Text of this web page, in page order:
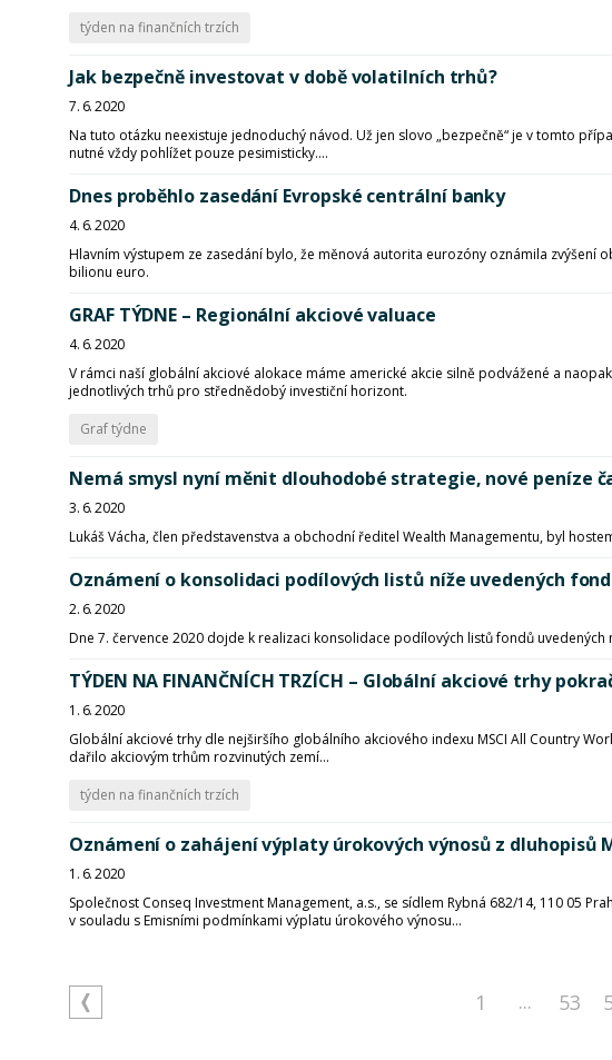
týden na finančních trzích
Jak bezpečně investovat v době volatilních trhů?
7. 6. 2020
Na tuto otázku neexistuje jednoduchý návod. Už jen slovo „bezpečně“ je v tomto
nutné vždy pohlížet pouze pesimisticky....
Dnes proběhlo zasedání Evropské centrální banky
4. 6. 2020
Hlavním výstupem ze zasedání bylo, že měnová autorita eurozóny oznámila zvýšení
bilionu euro.
GRAF TÝDNE – Regionální akciové valuace
4. 6. 2020
V rámci naší globální akciové alokace máme americké akcie silně podvážené a
jednotlivých trhů pro střednědobý investiční horizont.
Graf týdne
Nemá smysl nyní měnit dlouhodobé strategie, nové peníze
3. 6. 2020
Lukáš Vácha, člen představenstva a obchodní ředitel Wealth Managementu, byl
Oznámení o konsolidaci podílových listů níže uvedených
2. 6. 2020
Dne 7. července 2020 dojde k realizaci konsolidace podílových listů fondů
TÝDEN NA FINANČNÍCH TRZÍCH – Globální akciové trhy
1. 6. 2020
Globální akciové trhy dle nejširšího globálního akciového indexu MSCI All Country
dařilo akciovým trhům rozvinutých zemí...
týden na finančních trzích
Oznámení o zahájení výplaty úrokových výnosů z dluhopisů
1. 6. 2020
Společnost Conseq Investment Management, a.s., se sídlem Rybná 682/14, 110 05
v souladu s Emisními podmínkami výplatu úrokového výnosu...
1 ... 53